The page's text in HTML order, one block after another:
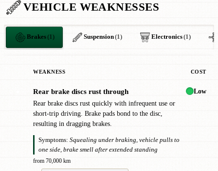
VEHICLE WEAKNESSES
Brakes(1) Suspension(1) Electronics(1)
WEAKNESS COST
Rear brake discs rust through
Rear brake discs rust quickly with infrequent use or
short-trip driving. Brake pads bond to the disc,
resulting in dragging brakes.
Symptoms: Squealing under braking, vehicle pulls to
one side, brake smell after extended standing
from 70,000 km
Low